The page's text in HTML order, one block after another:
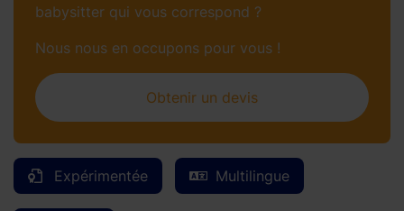
Expérimentée Multilingue
babysitter qui vous correspond ?
Nous nous en occupons pour vous !
Obtenir un devis